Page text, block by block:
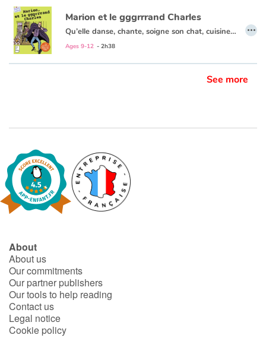
Marion et le gggrrrand Charles
Qu’elle danse, chante, soigne son chat, cuisine une tarte aux légumes (ou du moins essaie), se fasse confisquer son téléphone, enquête sur des tags de licorne, poursuive le Félix de ses rêves, espionne son Charles de frère ou décide de nettoyer une plage bretonne (entre autres) : Marion ne rate jamais une occasion de nous faire rire !
Ages 9-12 - 2h38
…
See more
About
About us
Our commitments
Our partner publishers
Our tools to help reading
Contact us
Legal notice
Cookie policy